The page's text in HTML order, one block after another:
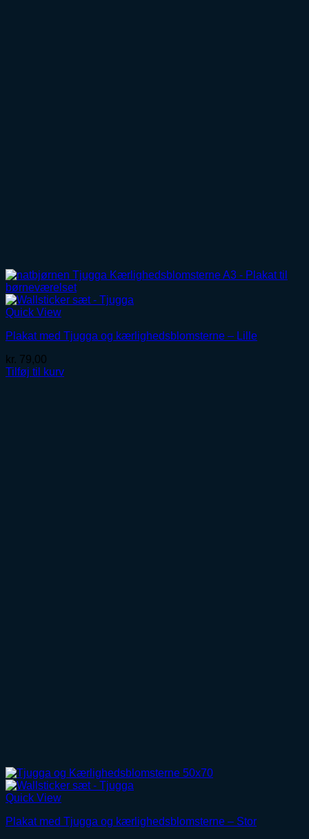
Quick View
Plakat med Tjugga og kærlighedsblomsterne – Lille
kr. 79,00
Tilføj til kurv
Quick View
Plakat med Tjugga og kærlighedsblomsterne – Stor